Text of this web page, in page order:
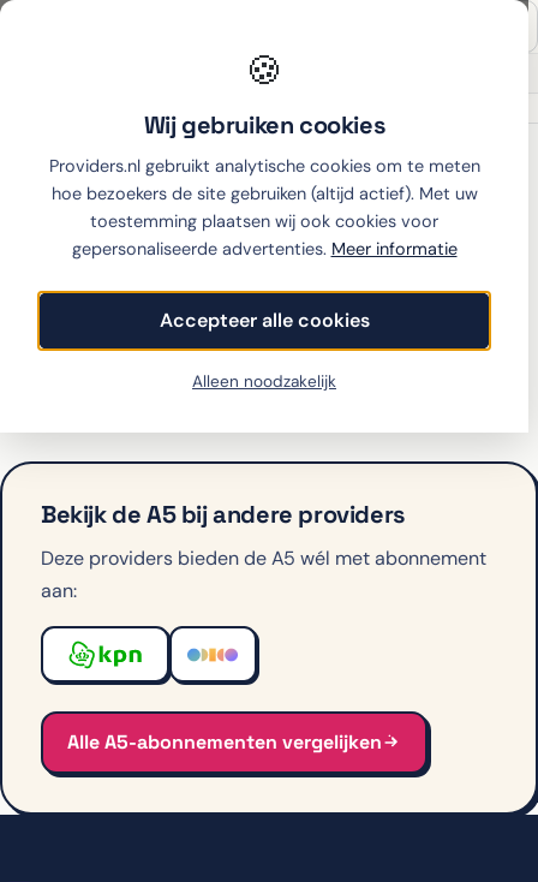
🍪
Wij gebruiken cookies
Providers.nl gebruikt analytische cookies om te meten
hoe bezoekers de site gebruiken (altijd actief). Met uw
toestemming plaatsen wij ook cookies voor
gepersonaliseerde advertenties. Meer informatie
Accepteer alle cookies
Alleen noodzakelijk
Thuiswinkel partner
›hollandsnieuwe
OPPO A5 met abonnement
bij hollandsnieuwe
met abonnement. Bekijk hieronder de alternatieven.
Bekijk de A5 bij andere providers
Deze providers bieden de A5 wél met abonnement
aan:
Alle A5-abonnementen vergelijken